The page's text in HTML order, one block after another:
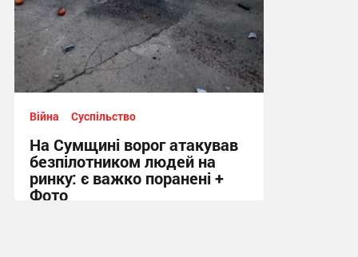
Війна Суспільство
На Сумщині ворог атакував
безпілотником людей на
ринку: є важко поранені +
Фото